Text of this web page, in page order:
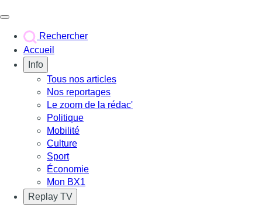
Rechercher
Accueil
Info
Tous nos articles
Nos reportages
Le zoom de la rédac'
Politique
Mobilité
Culture
Sport
Économie
Mon BX1
Replay TV